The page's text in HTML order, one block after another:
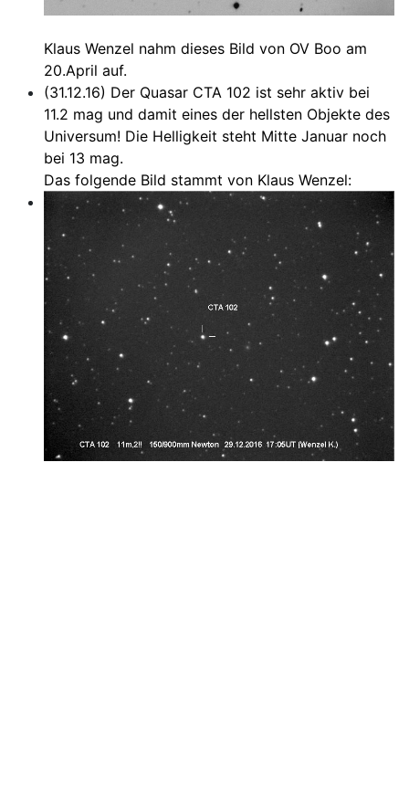
Klaus Wenzel nahm dieses Bild von OV Boo am
20.April auf.
(31.12.16) Der Quasar CTA 102 ist sehr aktiv bei
11.2 mag und damit eines der hellsten Objekte des
Universum! Die Helligkeit steht Mitte Januar noch
bei 13 mag.
Das folgende Bild stammt von Klaus Wenzel: